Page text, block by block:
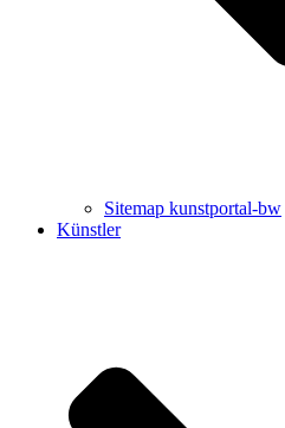
Harald Schwiers
Sitemap kunstportal-bw
Künstler